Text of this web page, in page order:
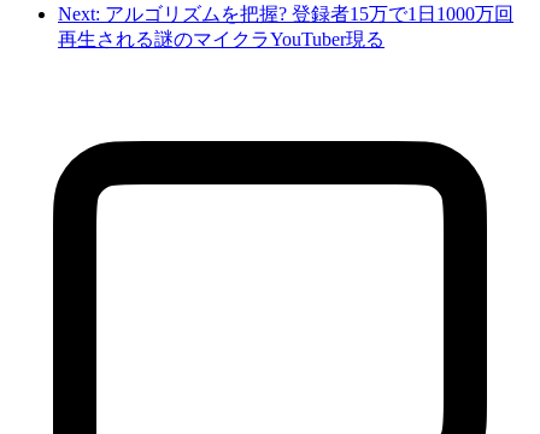
Next: アルゴリズムを把握? 登録者15万で1日1000万回
再生される謎のマイクラYouTuber現る